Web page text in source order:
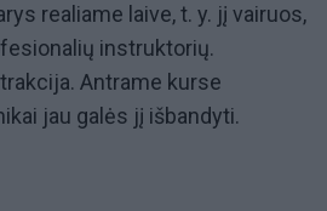
realiame laive, t. y. jį vairuos,
instruktorių.
Antrame kurse
jau galės jį išbandyti.